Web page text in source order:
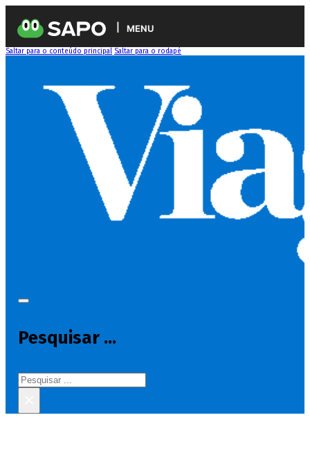
MENU
Saltar para o conteúdo principal Saltar para o rodapé
Pesquisar ...
Pesquisar